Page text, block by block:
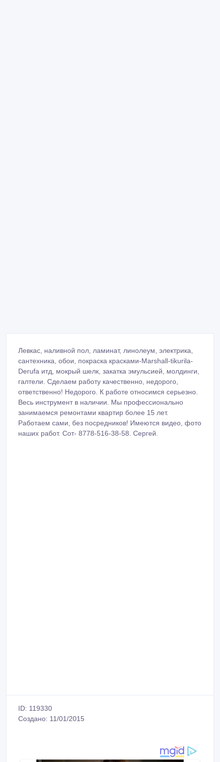
Левкас, наливной пол, ламинат, линолеум, электрика,
сантехника, обои, покраска красками-Marshall-tikurila-
Derufa итд, мокрый шелк, закатка эмульсией, молдинги,
галтели. Сделаем работу качественно, недорого,
ответственно! Недорого. К работе относимся серьезно.
Весь инструмент в наличии. Мы профессионально
занимаемся ремонтами квартир более 15 лет.
Работаем сами, без посредников! Имеются видео, фото
наших работ. Сот- 8778-516-38-58. Сергей.
ID: 119330
Создано: 11/01/2015